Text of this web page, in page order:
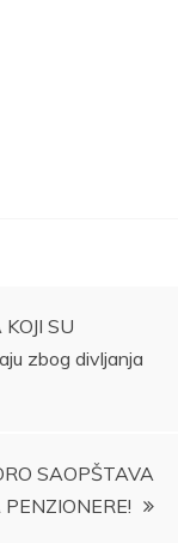
SU
zbog divljanja
SAOPŠTAVA